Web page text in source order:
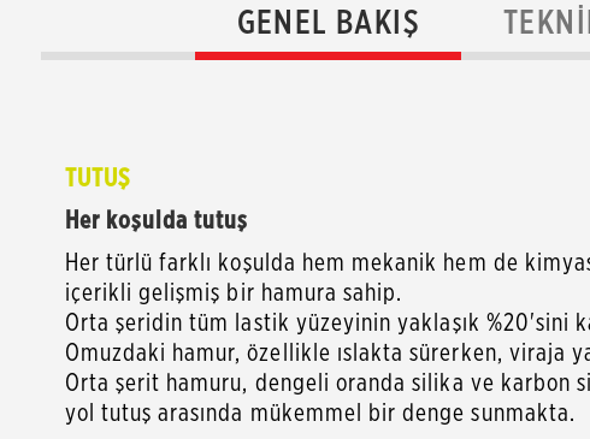
GENEL BAKIŞ
TUTUŞ
Her koşulda tutuş
Her türlü farklı koşulda hem mekanik hem de
içerikli gelişmiş bir hamura sahip.
Orta şeridin tüm lastik yüzeyinin yaklaşık %20'sini
Omuzdaki hamur, özellikle ıslakta sürerken, viraja
Orta şerit hamuru, dengeli oranda silika ve karbon
yol tutuş arasında mükemmel bir denge sunmakta.